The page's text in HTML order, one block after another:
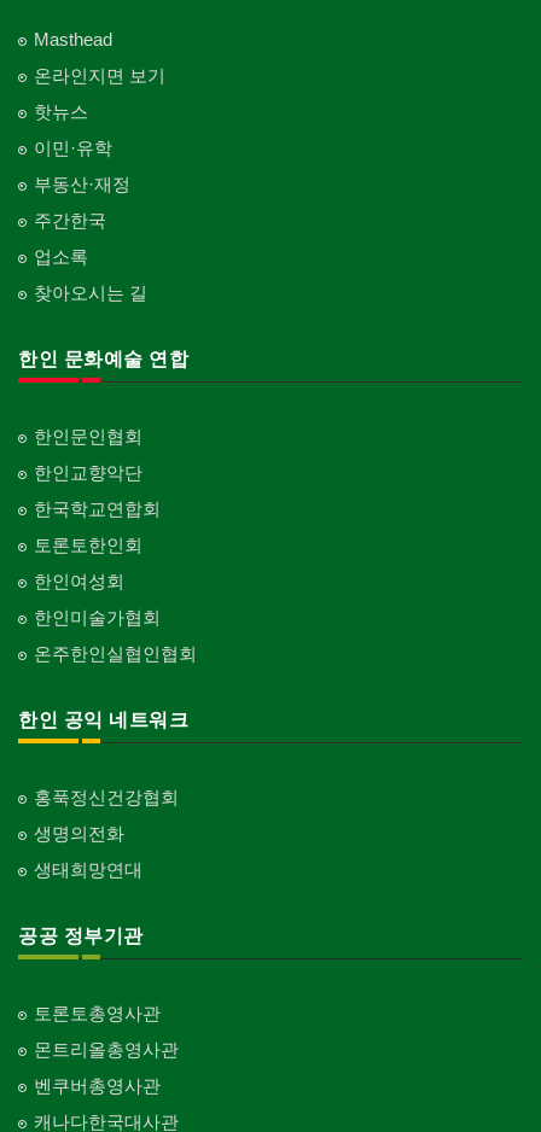
Masthead
온라인지면 보기
핫뉴스
이민·유학
부동산·재정
주간한국
업소록
찾아오시는 길
한인 문화예술 연합
한인문인협회
한인교향악단
한국학교연합회
토론토한인회
한인여성회
한인미술가협회
온주한인실협인협회
한인 공익 네트워크
홍푹정신건강협회
생명의전화
생태희망연대
공공 정부기관
토론토총영사관
몬트리올총영사관
벤쿠버총영사관
캐나다한국대사관